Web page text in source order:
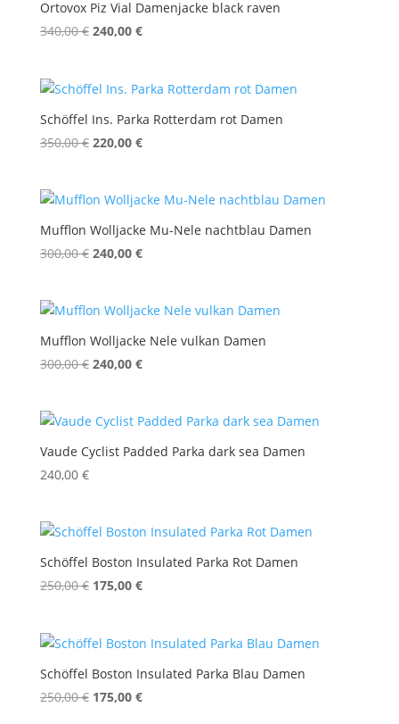
Ortovox Piz Vial Damenjacke black raven
340,00€ Ursprünglicher
340,00 €
240,00 €Aktueller
240,00 €.
Schöffel Ins. Parka Rotterdam rot Damen
350,00€ Ursprünglicher
350,00 €
220,00 €Aktueller
220,00 €.
Mufflon Wolljacke Mu-Nele nachtblau Damen
300,00€ Ursprünglicher
300,00 €
240,00 €Aktueller
240,00 €.
Mufflon Wolljacke Nele vulkan Damen
300,00€ Ursprünglicher
300,00 €
240,00 €Aktueller
240,00 €.
Vaude Cyclist Padded Parka dark sea Damen
240,00 €
Schöffel Boston Insulated Parka Rot Damen
250,00€ Ursprünglicher
250,00 €
175,00 €Aktueller
175,00 €.
Schöffel Boston Insulated Parka Blau Damen
250,00€ Ursprünglicher
175,00 €Aktueller